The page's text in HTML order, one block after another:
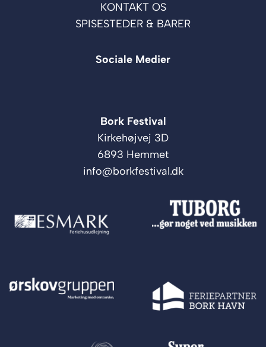
Bork Festival
Kirkehøjvej 3D
6893 Hemmet
info@borkfestival.dk
KONTAKT OS
SPISESTEDER & BARER
Sociale Medier